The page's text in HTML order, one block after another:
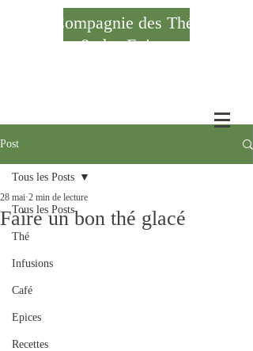
Compagnie des Thés
& des Epices
Post
Tous les Posts
Thé
Infusions
Café
Epices
Recettes
Tous les Posts
Faire un bon thé glacé
28 mai 2 min de lecture